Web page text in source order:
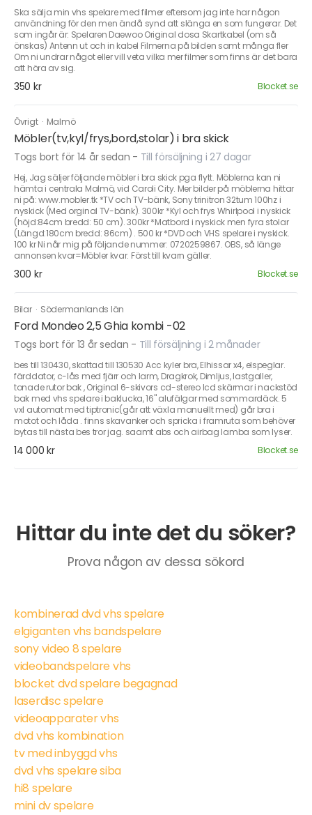
Ska sälja min vhs spelare med filmer eftersom jag inte har någon
användning för den men ändå synd att slänga en som fungerar. Det
som ingår är: Spelaren Daewoo Original dosa Skartkabel (om så
önskas) Antenn ut och in kabel Filmerna på bilden samt många fler
Om ni undrar något eller vill veta vilka mer filmer som finns är det bara
att höra av sig.
350 kr Blocket.se
Övrigt · Malmö
Möbler(tv,kyl/frys,bord,stolar) i bra skick
Togs bort för 14 år sedan - Till försäljning i 27 dagar
Hej, Jag säljer följande möbler i bra skick pga flytt. Möblerna kan ni
hämta i centrala Malmö, vid Caroli City. Mer bilder på möblerna hittar
ni på: www.mobler.tk *TV och TV-bänk, Sony trinitron 32tum 100hz i
nyskick (Med orginal TV-bänk). 300kr *Kyl och frys Whirlpool i nyskick
(höjd:84cm bredd: 50 cm). 300kr *Matbord i nyskick men fyra stolar
(Längd:180cm bredd: 86cm) . 500 kr *DVD och VHS spelare i nyskick.
100 kr Ni når mig på följande nummer: 0720259867. OBS, så länge
annonsen kvar=Möbler kvar. Först till kvarn gäller.
300 kr Blocket.se
Bilar · Södermanlands län
Ford Mondeo 2,5 Ghia kombi -02
Togs bort för 13 år sedan - Till försäljning i 2 månader
bes till 130430, skattad till 130530 Acc kyler bra, Elhissar x4, elspeglar.
färddator, c-lås med fjärr och larm, Dragkrok, Dimljus, lastgaller,
tonade rutor bak , Original 6-skivors cd-stereo lcd skärmar i nackstöd
bak med vhs spelare i baklucka, 16" alufälgar med sommardäck. 5
vxl automat med tiptronic(går att växla manuellt med) går bra i
motot och låda . finns skavanker och spricka i framruta som behöver
bytas till nästa bes tror jag. saamt abs och airbag lamba som lyser.
14 000 kr Blocket.se
Hittar du inte det du söker?
Prova någon av dessa sökord
kombinerad dvd vhs spelare
elgiganten vhs bandspelare
sony video 8 spelare
videobandspelare vhs
blocket dvd spelare begagnad
laserdisc spelare
videoapparater vhs
dvd vhs kombination
tv med inbyggd vhs
dvd vhs spelare siba
hi8 spelare
mini dv spelare